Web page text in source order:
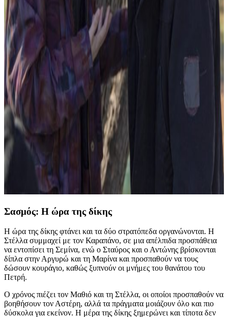
Σασμός: Η ώρα της δίκης
Η ώρα της δίκης φτάνει και τα δύο στρατόπεδα οργανώνονται. Η
Στέλλα συμμαχεί με τον Καραπάνο, σε μια απέλπιδα προσπάθεια
να εντοπίσει τη Σεμίνα, ενώ ο Σταύρος και ο Αντώνης βρίσκονται
δίπλα στην Αργυρώ και τη Μαρίνα και προσπαθούν να τους
δώσουν κουράγιο, καθώς ξυπνούν οι μνήμες του θανάτου του
Πετρή.
Ο χρόνος πιέζει τον Μαθιό και τη Στέλλα, οι οποίοι προσπαθούν να
βοηθήσουν τον Αστέρη, αλλά τα πράγματα μοιάζουν όλο και πιο
δύσκολα για εκείνον. Η μέρα της δίκης ξημερώνει και τίποτα δεν